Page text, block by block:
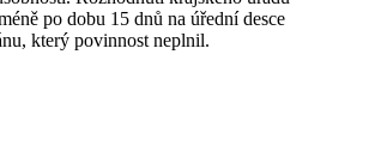
po dobu 15 dnů na úřední desce
který povinnost neplnil.